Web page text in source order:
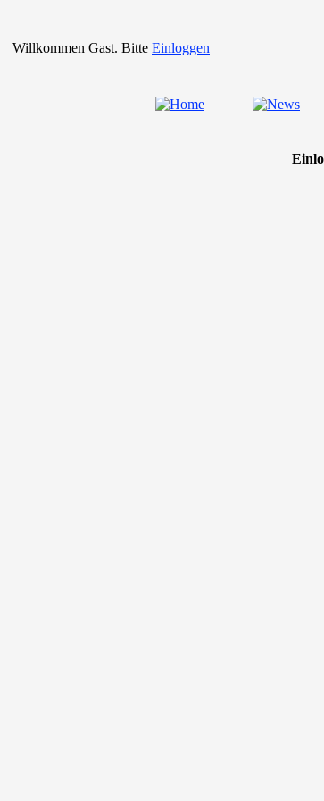
Willkommen Gast. Bitte Einloggen